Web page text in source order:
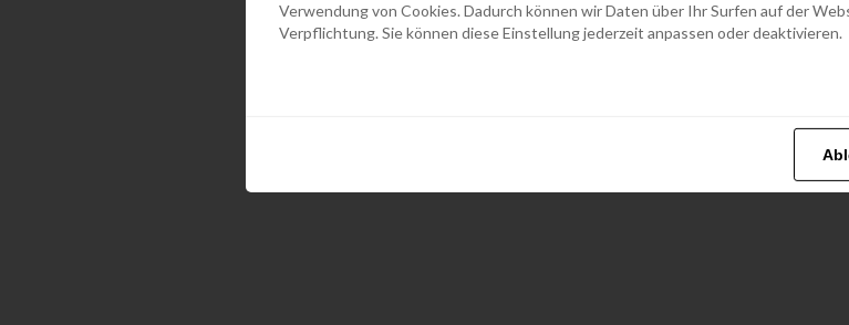
Verwendung von Cookies. Dadurch können wir Daten über Ihr Surfen auf der
Verpflichtung. Sie können diese Einstellung jederzeit anpassen oder deaktivieren.